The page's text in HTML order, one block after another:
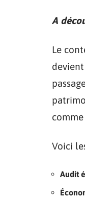
A
Le
devient
Voici
Audit